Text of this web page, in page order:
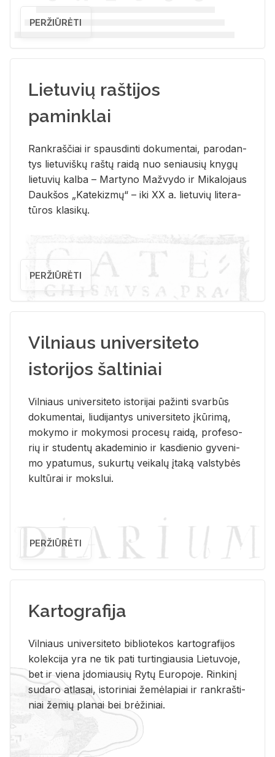
PERŽIŪRĖTI
Lietuvių raštijos
paminklai
Rank­raš­čiai ir spaus­din­ti do­ku­men­tai, pa­ro­dan­
tys lie­tu­viš­kų raš­tų rai­dą nuo se­niau­sių kny­gų
lie­tu­vių kal­ba – Mar­ty­no Ma­žvy­do ir Mi­ka­lo­jaus
Dauk­šos „Ka­te­kiz­mų“ – iki XX a. lie­tu­vių li­te­ra­
tū­ros kla­si­kų.
PERŽIŪRĖTI
Vilniaus universiteto
istorijos šaltiniai
Vil­niaus uni­ver­si­te­to is­to­ri­jai pa­žin­ti svar­būs
do­ku­men­tai, liu­di­jan­tys uni­ver­si­te­to įkū­ri­mą,
mo­ky­mo ir mo­ky­mo­si pro­ce­sų rai­dą, pro­fe­so­
rių ir stu­den­tų aka­de­mi­nio ir kas­die­nio gy­ve­ni­
mo ypa­tu­mus, su­kur­tų vei­ka­lų įta­ką vals­ty­bės
kul­tū­rai ir moks­lui.
PERŽIŪRĖTI
Kartografija
Vil­niaus uni­ver­si­te­to bi­b­lio­te­kos kar­to­gra­fi­jos
ko­lek­ci­ja yra ne tik pati tur­tin­giau­sia Lie­tu­vo­je,
bet ir vie­na įdo­miau­sių Rytų Eu­ro­po­je. Rin­ki­nį
su­da­ro at­la­sai, is­to­ri­niai že­mė­la­piai ir rank­raš­ti­
niai že­mių pla­nai bei brė­ži­niai.